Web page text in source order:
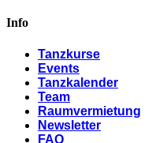
Info
Tanzkurse
Events
Tanzkalender
Team
Raumvermietung
Newsletter
FAQ